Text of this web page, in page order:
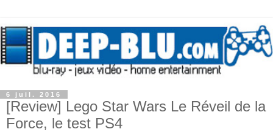
6 juil. 2016
[Review] Lego Star Wars Le Réveil de la
Force, le test PS4